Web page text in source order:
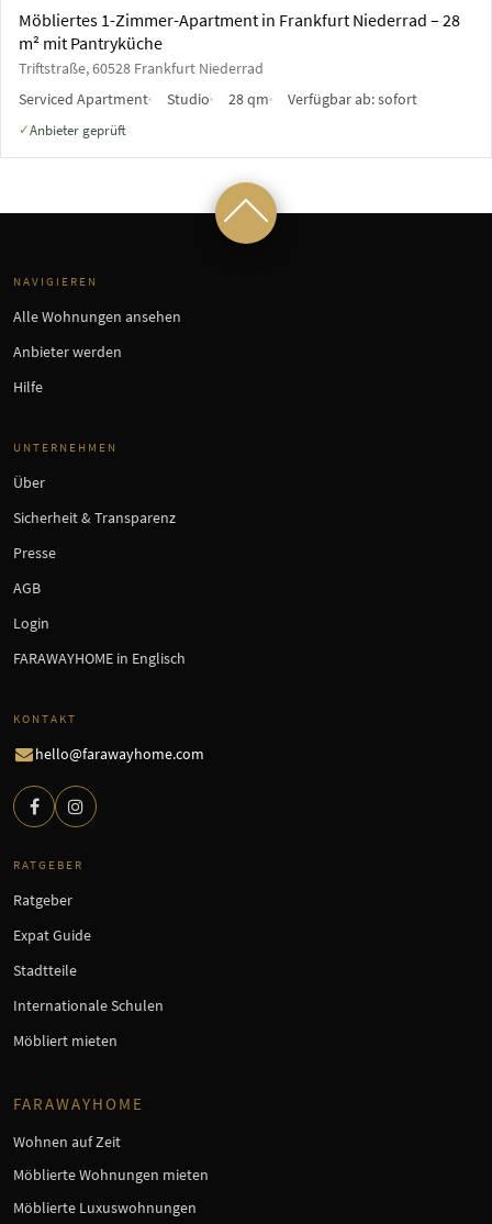
Möbliertes 1-Zimmer-Apartment in Frankfurt Niederrad – 28
m² mit Pantryküche
Triftstraße, 60528 Frankfurt Niederrad
Serviced Apartment
Studio 28 qm Verfügbar ab:sofort
✓Anbieter geprüft
NAVIGIEREN
Alle Wohnungen ansehen
Anbieter werden
Hilfe
UNTERNEHMEN
Über
Sicherheit & Transparenz
Presse
AGB
Login
FARAWAYHOME in Englisch
KONTAKT
hello@farawayhome.com
RATGEBER
Ratgeber
Expat Guide
Stadtteile
Internationale Schulen
Möbliert mieten
FARAWAYHOME
Wohnen auf Zeit
Möblierte Wohnungen mieten
Möblierte Luxuswohnungen